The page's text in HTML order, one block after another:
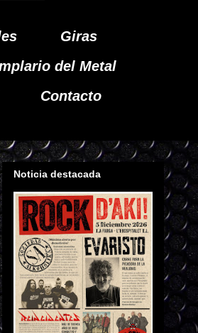
Giras
del Metal
Contacto
Noticia destacada